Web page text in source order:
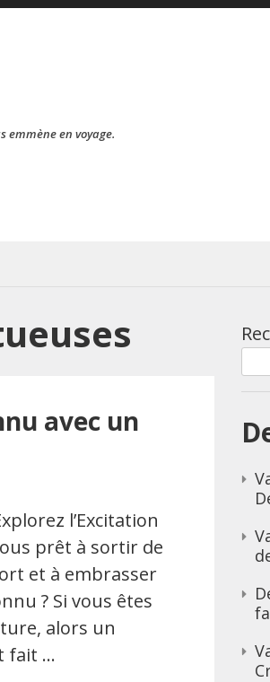
emmène en voyage.
avec un
l’Excitation
prêt à sortir de
et à embrasser
? Si vous êtes
alors un
fait …